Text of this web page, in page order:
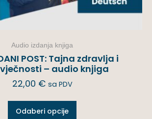
Audio izdanja knjiga
POST: Tajna zdravlja i
– audio knjiga
22,00 € sa PDV
Odaberi opcije